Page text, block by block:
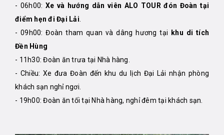
- 06h00: Xe và hướng dẫn viên ALO TOUR đón Đoàn tại
điểm hẹn đi Đại Lải
- 09h00: Đoàn tham quan và dâng hương tại
khu di tích
Đền Hùng
- 11h30: Đoàn ăn trưa tại Nhà hàng.
- Chiều: Xe đưa Đoàn đến khu du lịch Đại Lải nhận phòng
khách sạn nghỉ ngơi.
- 19h00: Đoàn ăn tối tại Nhà hàng, nghỉ đêm tại khách sạn.